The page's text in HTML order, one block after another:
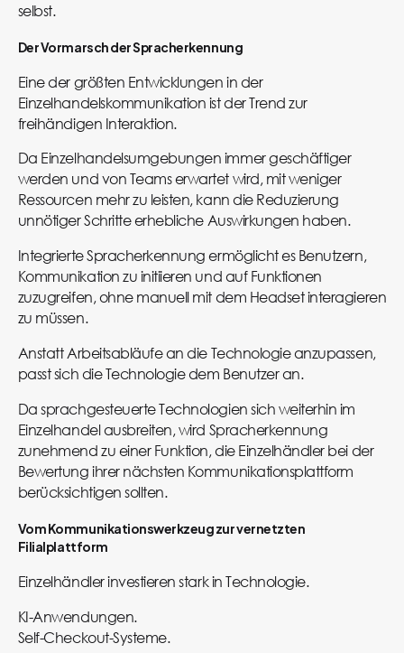
selbst.
Der Vormarsch der Spracherkennung
Eine der größten Entwicklungen in der
Einzelhandelskommunikation ist der Trend zur
freihändigen Interaktion.
Da Einzelhandelsumgebungen immer geschäftiger
werden und von Teams erwartet wird, mit weniger
Ressourcen mehr zu leisten, kann die Reduzierung
unnötiger Schritte erhebliche Auswirkungen haben.
Integrierte Spracherkennung ermöglicht es Benutzern,
Kommunikation zu initiieren und auf Funktionen
zuzugreifen, ohne manuell mit dem Headset interagieren
zu müssen.
Anstatt Arbeitsabläufe an die Technologie anzupassen,
passt sich die Technologie dem Benutzer an.
Da sprachgesteuerte Technologien sich weiterhin im
Einzelhandel ausbreiten, wird Spracherkennung
zunehmend zu einer Funktion, die Einzelhändler bei der
Bewertung ihrer nächsten Kommunikationsplattform
berücksichtigen sollten.
Vom Kommunikationswerkzeug zur vernetzten
Filialplattform
Einzelhändler investieren stark in Technologie.
KI-Anwendungen.
Self-Checkout-Systeme.